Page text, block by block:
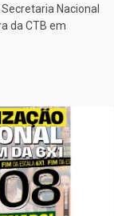
Nacional
da CTB em